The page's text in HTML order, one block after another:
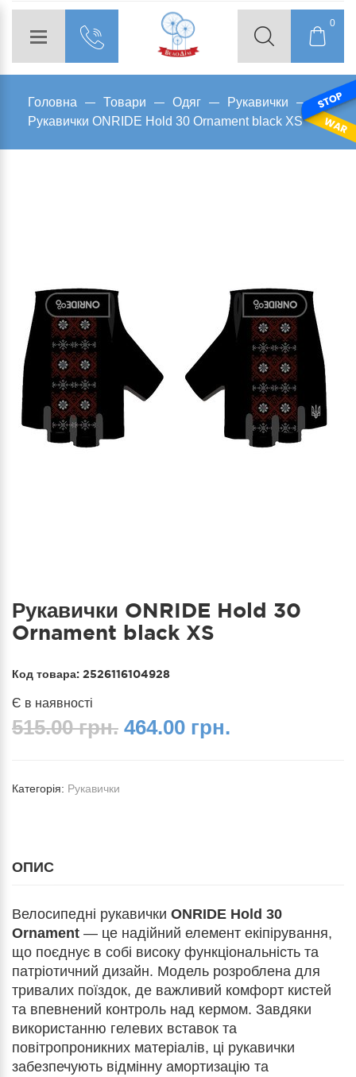
0
Головна Товари Одяг
Рукавички
Рукавички ONRIDE Hold 30 Ornament black XS
Рукавички ONRIDE Hold 30
Ornament black XS
Код товара: 2526116104928
Є в наявності
515.00 грн. 464.00 грн.
Категорія: Рукавички
ОПИС
Велосипедні рукавички ONRIDE Hold 30
Ornament — це надійний елемент екіпірування,
що поєднує в собі високу функціональність та
патріотичний дизайн. Модель розроблена для
тривалих поїздок, де важливий комфорт кистей
та впевнений контроль над кермом. Завдяки
використанню гелевих вставок та
повітропроникних матеріалів, ці рукавички
забезпечують відмінну амортизацію та